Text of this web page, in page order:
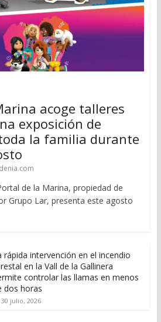
acoge talleres
exposición de
la familia durante
de la Marina, propiedad de
Grupo Lar, presenta este agosto
rápida intervención en el incendio
en la Vall de la Gallinera
controlar las llamas en menos
dos horas
30 julio, 2026